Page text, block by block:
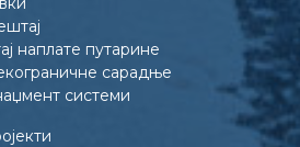
наплате путарине
сарадње
системи